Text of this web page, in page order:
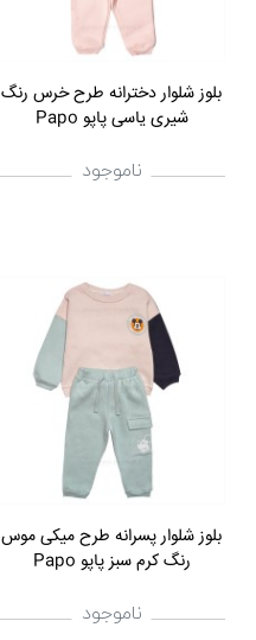
بلوز شلوار دخترانه طرح خرس رنگ
شیری یاسی پاپو Papo
ناموجود
بلوز شلوار پسرانه طرح میکی موس
رنگ کرم سبز پاپو Papo
ناموجود